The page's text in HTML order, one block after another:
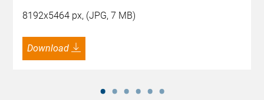
8192x5464 px, (JPG, 7 MB)
Download